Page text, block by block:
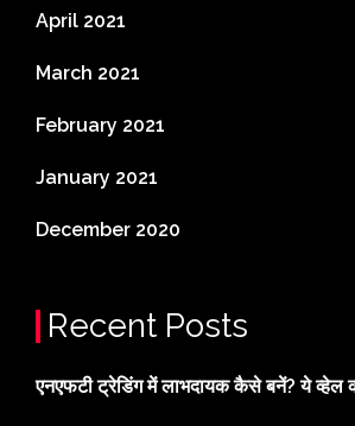
April 2021
March 2021
February 2021
January 2021
December 2020
Recent Posts
एनएफटी ट्रेडिंग में लाभदायक कैसे बनें? ये व्हेल